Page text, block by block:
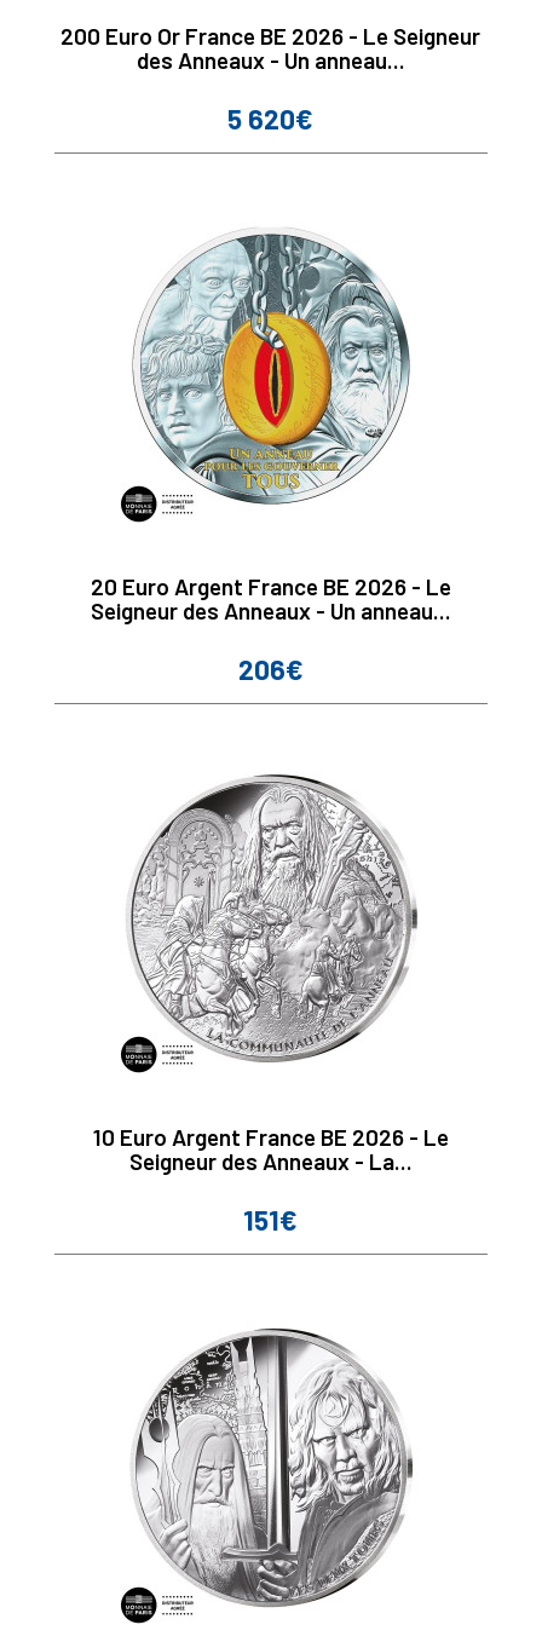
200 Euro Or France BE 2026 - Le Seigneur
des Anneaux - Un anneau...
Prix
5 620€
20 Euro Argent France BE 2026 - Le
Seigneur des Anneaux - Un anneau...
Prix
206€
10 Euro Argent France BE 2026 - Le
Seigneur des Anneaux - La...
Prix
151€